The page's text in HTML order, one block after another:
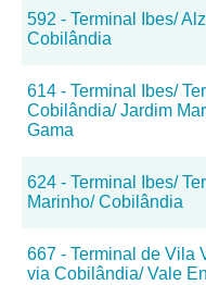
592 - Terminal Ibes/
Cobilândia
614 - Terminal Ibes/
Cobilândia/ Jardim
Gama
624 - Terminal Ibes/
Marinho/ Cobilândia
667 - Terminal de Vila
via Cobilândia/ Vale